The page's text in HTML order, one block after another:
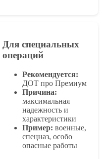
Для специальных
операций
Рекомендуется:
ДОТ про Премиум
Причина:
максимальная
надежность и
характеристики
Пример: военные,
спецназ, особо
опасные работы